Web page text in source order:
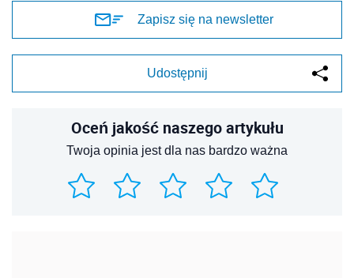
Zapisz się na newsletter
Udostępnij
Oceń jakość naszego artykułu
Twoja opinia jest dla nas bardzo ważna